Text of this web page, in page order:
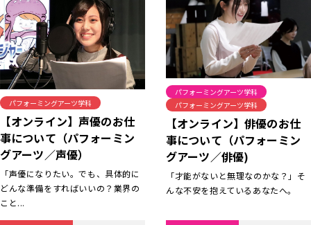
パフォーミングアーツ学科
【オンライン】声優のお仕
事について（パフォーミン
グアーツ／声優）
「声優になりたい。でも、具体的に
どんな準備をすればいいの？業界の
こと...
パフォーミングアーツ学科
パフォーミングアーツ学科
【オンライン】俳優のお仕
事について（パフォーミン
グアーツ／俳優)
「才能がないと無理なのかな？」そ
んな不安を抱えているあなたへ。